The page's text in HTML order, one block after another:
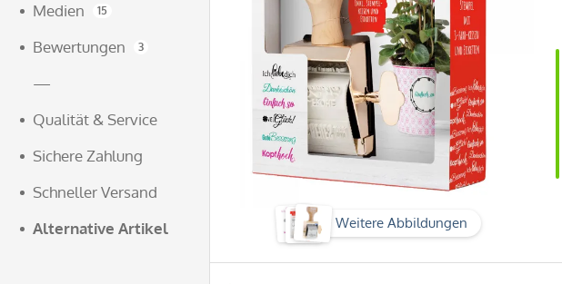
Medien
15
Bewertungen 3
—
Qualität & Service
Sichere Zahlung
Schneller Versand
Alternative Artikel
Weitere Abbildungen